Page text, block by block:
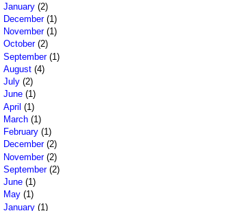
January (2)
December(1)
November(1)
October(2)
September(1)
August (4)
July (2)
June (1)
April (1)
March (1)
February (1)
December(2)
November(2)
September(2)
June (1)
May (1)
January (1)